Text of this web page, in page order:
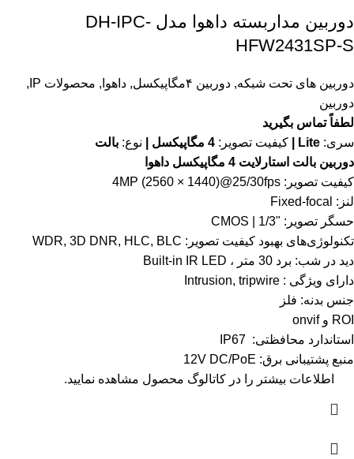
دوربین مداربسته داهوا مدل DH-IPC-
HFW2431SP-S
دوربین های تحت شبکه, دوربین ۴مگاپیکسل , داهوا , محصولات IP
,
دوربین
لطفاً تماس بگیرید
سری: Lite | کیفیت تصویر: نوع: بالت
دوربین بالت استارلایت 4 مگاپیکسل داهوا
کیفیت تصویر: 4MP (2560 × 1440)@25/30fps
لنز: Fixed-focal
حسگر تصویر: "1/3 | CMOS
تکنولوژی‌های بهبود کیفیت تصویر: WDR, 3D DNR, HLC, BLC
دید در شب: برد 30 متر ، Built-in IR LED
دارای ویژگی : Intrusion, tripwire
جنس بدنه: فلز
ROI و onvif
استاندارد محافظتی: IP67
منبع پشتیبانی برق: 12V DC/PoE
اطلاعات بیشتر را در کاتالوگ محصول مشاهده نمایید.